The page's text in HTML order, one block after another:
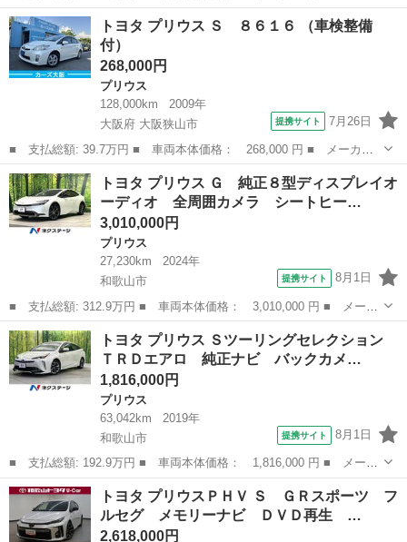
ー名： トヨタ ■ 車種名： プリウス ■ グレード名： Ｓツーリ
ングセレクション セーフティセンスレス 純正９型ナビ バックカ
メラ 禁...
和歌山 和歌山市 プリウス
トヨタ プリウス Ｓ ８６１６ （車検整備
付）
268,000円
プリウス
128,000km
2009年
大阪府 大阪狭山市
提携サイト 7月26日
■ 支払総額: 39.7万円 ■ 車両本体価格： 268,000 円 ■ メーカー
名： トヨタ ■ 車種名： プリウス ■ グレード名： Ｓ ８６１
６ ■ 排気量： 1800cc ■ ドア枚数： 5D ■ ミッション： イ...
大阪 大阪狭山市 プリウス
トヨタ プリウス Ｇ 純正８型ディスプレイオ
ーディオ 全周囲カメラ シートヒー…
3,010,000円
プリウス
27,230km
2024年
和歌山市
提携サイト 8月1日
■ 支払総額: 312.9万円 ■ 車両本体価格： 3,010,000 円 ■ メーカ
ー名： トヨタ ■ 車種名： プリウス ■ グレード名： Ｇ 純正
８型ディスプレイオーディオ 全周囲カメラ シートヒーター ブラ
インドス...
和歌山 和歌山市 プリウス
トヨタ プリウス Ｓツーリングセレクション
ＴＲＤエアロ 純正ナビ バックカメ…
1,816,000円
プリウス
63,042km
2019年
和歌山市
提携サイト 8月1日
■ 支払総額: 192.9万円 ■ 車両本体価格： 1,816,000 円 ■ メーカ
ー名： トヨタ ■ 車種名： プリウス ■ グレード名： Ｓツーリ
ングセレクション ＴＲＤエアロ 純正ナビ バックカメラ セーフ
ティセン...
和歌山 和歌山市 プリウス
トヨタ プリウスＰＨＶ Ｓ ＧＲスポーツ フ
ルセグ メモリーナビ ＤＶＤ再生 …
2,618,000円